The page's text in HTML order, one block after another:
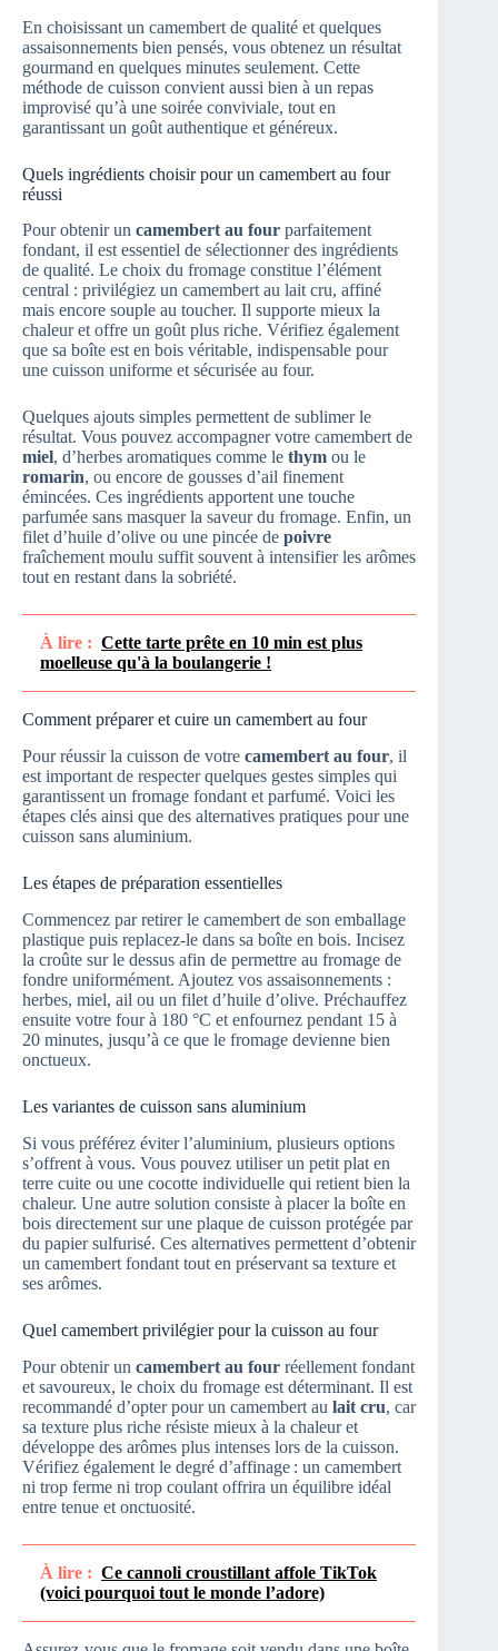
En choisissant un camembert de qualité et quelques
assaisonnements bien pensés, vous obtenez un résultat
gourmand en quelques minutes seulement. Cette
méthode de cuisson convient aussi bien à un repas
improvisé qu’à une soirée conviviale, tout en
garantissant un goût authentique et généreux.
Quels ingrédients choisir pour un camembert au four
réussi
Pour obtenir un camembert au four parfaitement
fondant, il est essentiel de sélectionner des ingrédients
de qualité. Le choix du fromage constitue l’élément
central : privilégiez un camembert au lait cru, affiné
mais encore souple au toucher. Il supporte mieux la
chaleur et offre un goût plus riche. Vérifiez également
que sa boîte est en bois véritable, indispensable pour
une cuisson uniforme et sécurisée au four.
Quelques ajouts simples permettent de sublimer le
résultat. Vous pouvez accompagner votre camembert de
miel, d’herbes aromatiques comme le thym ou le
romarin, ou encore de gousses d’ail finement
émincées. Ces ingrédients apportent une touche
parfumée sans masquer la saveur du fromage. Enfin, un
filet d’huile d’olive ou une pincée de poivre
fraîchement moulu suffit souvent à intensifier les arômes
tout en restant dans la sobriété.
À lire : Cette tarte prête en 10 min est plus
moelleuse qu'à la boulangerie !
Comment préparer et cuire un camembert au four
Pour réussir la cuisson de votre camembert au four, il
est important de respecter quelques gestes simples qui
garantissent un fromage fondant et parfumé. Voici les
étapes clés ainsi que des alternatives pratiques pour une
cuisson sans aluminium.
Les étapes de préparation essentielles
Commencez par retirer le camembert de son emballage
plastique puis replacez-le dans sa boîte en bois. Incisez
la croûte sur le dessus afin de permettre au fromage de
fondre uniformément. Ajoutez vos assaisonnements :
herbes, miel, ail ou un filet d’huile d’olive. Préchauffez
ensuite votre four à 180 °C et enfournez pendant 15 à
20 minutes, jusqu’à ce que le fromage devienne bien
onctueux.
Les variantes de cuisson sans aluminium
Si vous préférez éviter l’aluminium, plusieurs options
s’offrent à vous. Vous pouvez utiliser un petit plat en
terre cuite ou une cocotte individuelle qui retient bien la
chaleur. Une autre solution consiste à placer la boîte en
bois directement sur une plaque de cuisson protégée par
du papier sulfurisé. Ces alternatives permettent d’obtenir
un camembert fondant tout en préservant sa texture et
ses arômes.
Quel camembert privilégier pour la cuisson au four
Pour obtenir un camembert au four réellement fondant
et savoureux, le choix du fromage est déterminant. Il est
recommandé d’opter pour un camembert au lait cru, car
sa texture plus riche résiste mieux à la chaleur et
développe des arômes plus intenses lors de la cuisson.
Vérifiez également le degré d’affinage : un camembert
ni trop ferme ni trop coulant offrira un équilibre idéal
entre tenue et onctuosité.
À lire : Ce cannoli croustillant affole TikTok
(voici pourquoi tout le monde l’adore)